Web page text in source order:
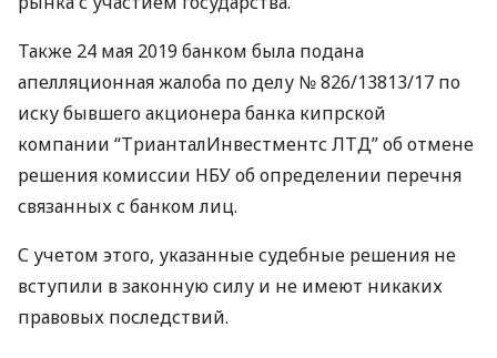
Также 24 мая 2019 банком была подана
апелляционная жалоба по делу № 826/13813/17 по
иску бывшего акционера банка кипрской
компании “ТрианталИнвестментс ЛТД” об отмене
решения комиссии НБУоб определении перечня
связанных с банком лиц.
С учетом этого, указанные судебные решения не
вступили в законную силу и не имеют никаких
правовых последствий.